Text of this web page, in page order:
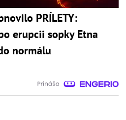
PRÍLETY:
erupcii sopky Etna
normálu